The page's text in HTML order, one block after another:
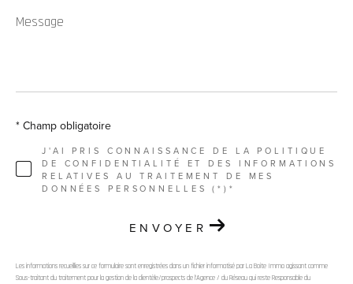
Message
*
J'AI PRIS CONNAISSANCE DE LA POLITIQUE
DE CONFIDENTIALITÉ ET DES INFORMATIONS
RELATIVES AU TRAITEMENT DE MES
DONNÉES PERSONNELLES (*)*
* Champ obligatoire
ENVOYER
Les informations recueillies sur ce formulaire sont enregistrées dans un fichier informatisé par La Boite Immo agissant comme
Sous-traitant du traitement pour la gestion de la clientèle/prospects de l'Agence / du Réseau qui reste Responsable du